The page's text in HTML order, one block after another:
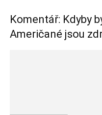
Komentář: Kdyby
Američané jsou